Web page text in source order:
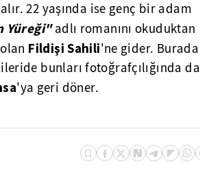
22 yaşında ise genç bir adam
Yüreği"adlı romanını okuduktan
Fildişi Sahili'ne gider. Burada
bunları fotoğrafçılığında da
'ya geri döner.